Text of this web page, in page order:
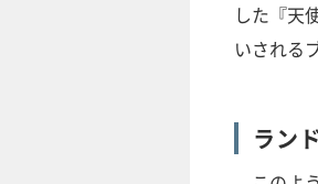
した『天
いされる
ラン